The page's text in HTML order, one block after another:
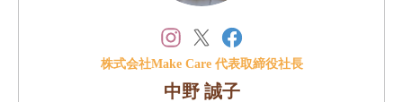
株式会社Make Care 代表取締役社長
中野 誠子